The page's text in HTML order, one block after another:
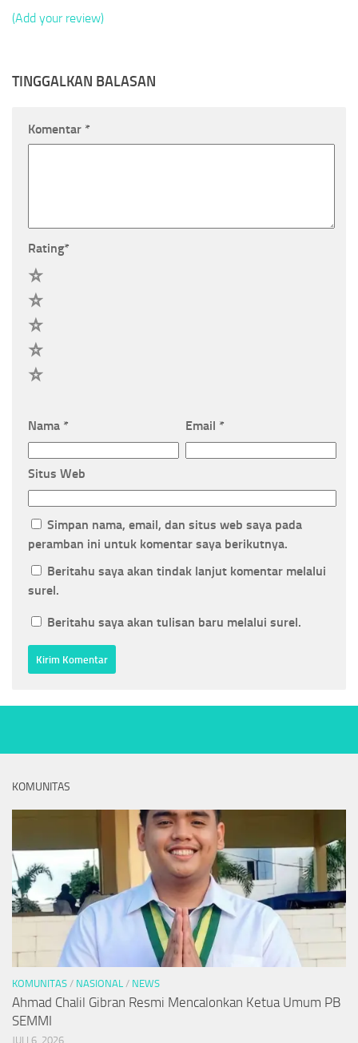
(Add your review)
TINGGALKAN BALASAN
Komentar *
Rating*
Nama * Email *
Situs Web
Simpan nama, email, dan situs web saya pada
peramban ini untuk komentar saya berikutnya.
Beritahu saya akan tindak lanjut komentar melalui
surel.
Beritahu saya akan tulisan baru melalui surel.
KOMUNITAS
KOMUNITAS / NASIONAL / NEWS
Ahmad Chalil Gibran Resmi Mencalonkan Ketua Umum PB
SEMMI
JULI 6, 2026